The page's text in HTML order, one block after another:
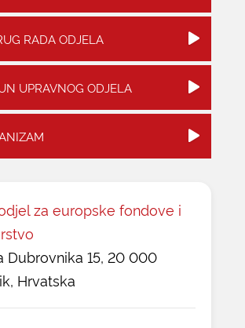
KONTAKTI
RADA ODJELA
UPRAVNOG ODJELA
za europske fondove i
Dubrovnika 15, 20 000
Hrvatska